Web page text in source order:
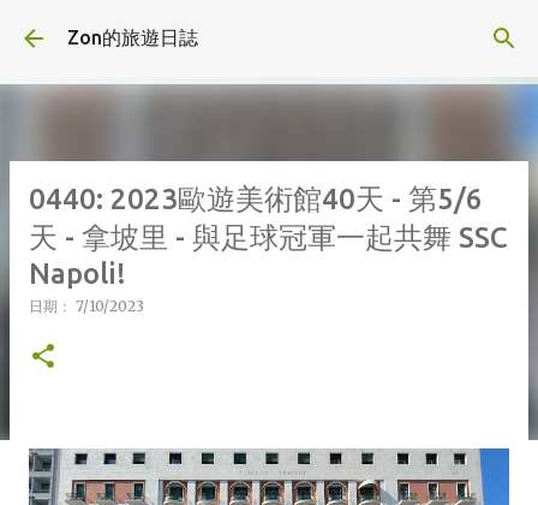
Zon的旅遊日誌
0440: 2023歐遊美術館40天 - 第5/6
天 - 拿坡里 - 與足球冠軍一起共舞 SSC
Napoli!
日期： 7/10/2023